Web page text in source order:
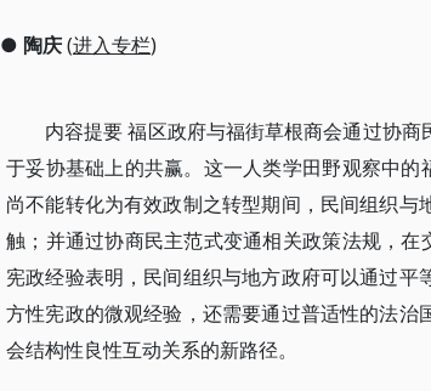
● 陶庆(进入专栏)
内容提要 福区政府与福街草根商会通过协
于妥协基础上的共赢。这一人类学田野观察中
尚不能转化为有效政制之转型期间，民间组织
触；并通过协商民主范式变通相关政策法规，
宪政经验表明，民间组织与地方政府可以通过
方性宪政的微观经验，还需要通过普适性的法
会结构性良性互动关系的新路径。